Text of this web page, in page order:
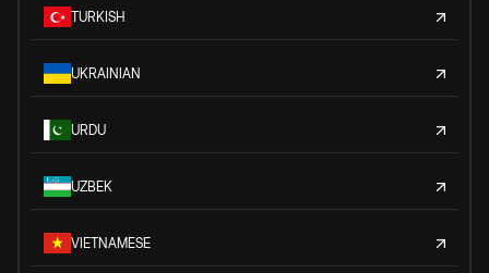
TURKISH
UKRAINIAN
URDU
UZBEK
VIETNAMESE